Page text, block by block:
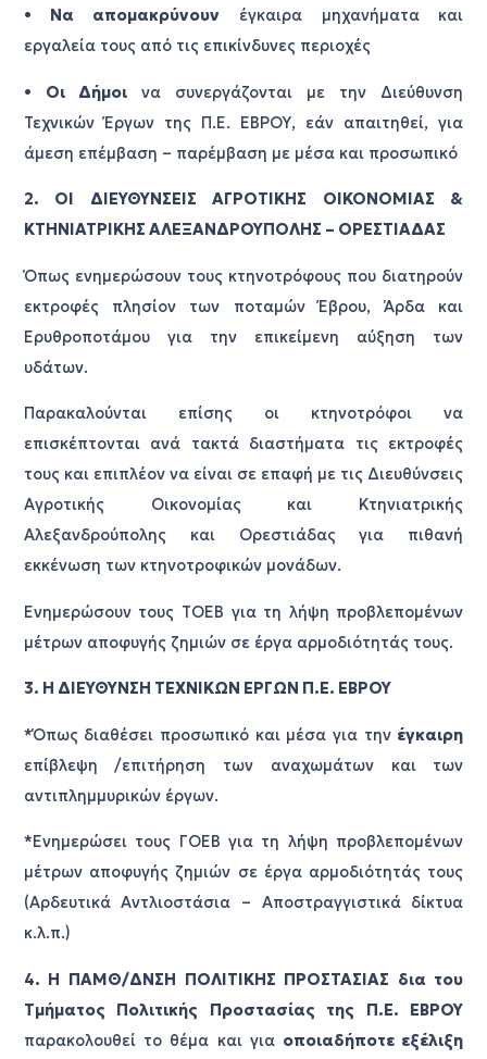
• Να απομακρύνουν έγκαιρα μηχανήματα και
εργαλεία τους από τις επικίνδυνες περιοχές
• Οι Δήμοινα συνεργάζονται με την Διεύθυνση
Τεχνικών Έργων της Π.Ε. ΕΒΡΟΥ, εάν απαιτηθεί, για
άμεση επέμβαση – παρέμβαση με μέσα και προσωπικό
2. ΟΙ ΔΙΕΥΘΥΝΣΕΙΣ ΑΓΡΟΤΙΚΗΣ ΟΙΚΟΝΟΜΙΑΣ &
ΚΤΗΝΙΑΤΡΙΚΗΣ ΑΛΕΞΑΝΔΡΟΥΠΟΛΗΣ – ΟΡΕΣΤΙΑΔΑΣ
Όπως ενημερώσουν τους κτηνοτρόφους που διατηρούν
εκτροφές πλησίον των ποταμών Έβρου, Άρδα και
Ερυθροποτάμου για την επικείμενη αύξηση των
υδάτων.
Παρακαλούνται επίσης οι κτηνοτρόφοι να
επισκέπτονται ανά τακτά διαστήματα τις εκτροφές
τους και επιπλέον να είναι σε επαφή με τις Διευθύνσεις
Αγροτικής Οικονομίας και Κτηνιατρικής
Αλεξανδρούπολης και Ορεστιάδας για πιθανή
εκκένωση των κτηνοτροφικών μονάδων.
Ενημερώσουν τους ΤΟΕΒ για τη λήψη προβλεπομένων
μέτρων αποφυγής ζημιών σε έργα αρμοδιότητάς τους.
3. Η ΔΙΕΥΘΥΝΣΗ ΤΕΧΝΙΚΩΝ ΕΡΓΩΝ Π.Ε. ΕΒΡΟΥ
*Όπως διαθέσει προσωπικό και μέσα για την έγκαιρη
επίβλεψη /επιτήρηση των αναχωμάτων και των
αντιπλημμυρικών έργων.
*Ενημερώσει τους ΓΟΕΒ για τη λήψη προβλεπομένων
μέτρων αποφυγής ζημιών σε έργα αρμοδιότητάς τους
(Αρδευτικά Αντλιοστάσια – Αποστραγγιστικά δίκτυα
κ.λ.π.)
4. Η ΠΑΜΘ/ΔΝΣΗ ΠΟΛΙΤΙΚΗΣ ΠΡΟΣΤΑΣΙΑΣ δια του
Τμήματος Πολιτικής Προστασίας της Π.Ε. ΕΒΡΟΥ
παρακολουθεί το θέμα και για οποιαδήποτε εξέλιξη